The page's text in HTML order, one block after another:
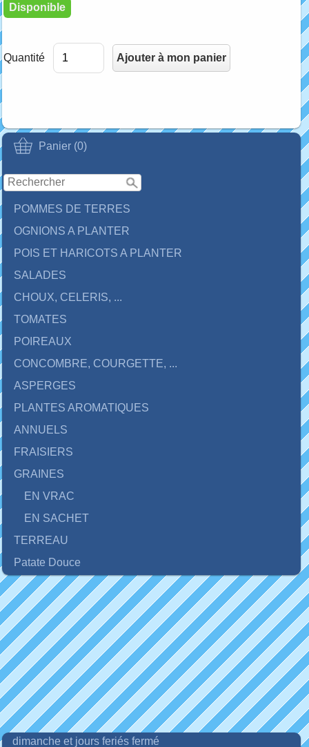
Panier (0)
POMMES DE TERRES
OGNIONS A PLANTER
POIS ET HARICOTS A PLANTER
SALADES
CHOUX, CELERIS, ...
TOMATES
POIREAUX
CONCOMBRE, COURGETTE, ...
ASPERGES
PLANTES AROMATIQUES
ANNUELS
FRAISIERS
GRAINES
EN VRAC
EN SACHET
TERREAU
Patate Douce
Disponible
Quantité
dimanche et jours feriés fermé